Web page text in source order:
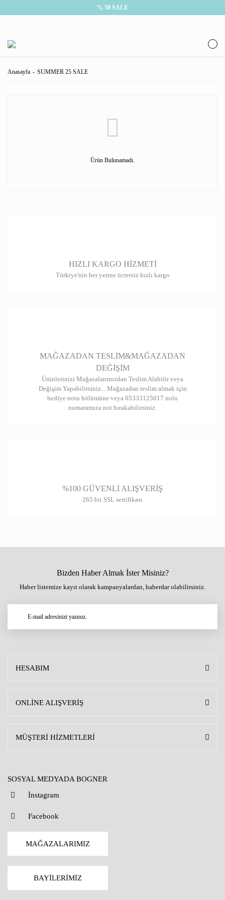
% 50 SALE
Anasayfa SUMMER 25 SALE
Ürün Bulunamadı.
HIZLI KARGO HİZMETİ
Türkiye'nin her yerine ücretsiz hızlı kargo
MAĞAZADAN TESLİM&MAĞAZADAN
DEĞİŞİM
Ürünlerinizi Mağazalarımızdan Teslim Alabilir veya
Değişim Yapabilirsiniz... Mağazadan teslim almak için
hediye notu bölümüne veya 05333125017 nolu
numaramıza not bırakabilirsiniz.
%100 GÜVENLİ ALIŞVERİŞ
265 bit SSL sertifikası
Bizden Haber Almak İster Misiniz?
Haber listemize kayıt olarak kampanyalardan, haberdar olabilirsiniz.
HESABIM
ONLİNE ALIŞVERİŞ
MÜŞTERİ HİZMETLERİ
SOSYAL MEDYADA BOGNER
İnstagram
Facebook
MAĞAZALARIMIZ
BAYİLERİMİZ